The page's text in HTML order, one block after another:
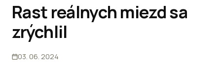
Prieskum trhu
Rast reálnych miezd sa
zrýchlil
03. 06. 2024